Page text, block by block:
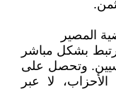
المصير
بشكل مباشر
وتحصل على
لا عبر